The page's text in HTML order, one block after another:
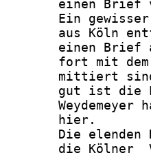
einen Brief
Ein
aus Köln
einen Brief
fort mit
mittiert
gut ist die
Weydemeyer
       hier.
Die elenden
die Kölner